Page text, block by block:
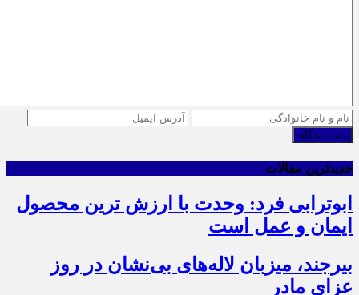
ثبت دیدگاه
جدیدترین مقالات
ابوترابی فرد: وحدت با ارزش ترین محصول
ایمان و عمل است
بیرجند، میزبان لاله‌های بی‌نشان در روز
عزای مادر